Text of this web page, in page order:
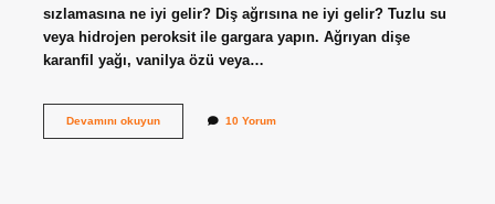
sızlamasına ne iyi gelir? Diş ağrısına ne iyi gelir? Tuzlu su
veya hidrojen peroksit ile gargara yapın. Ağrıyan dişe
karanfil yağı, vanilya özü veya…
Devamını okuyunDiş
10 Yorum